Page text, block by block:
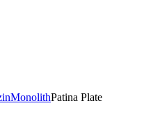
MonolithPatina Plate